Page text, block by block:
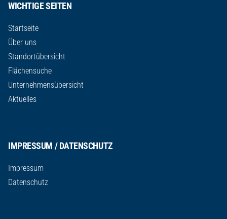
WICHTIGE SEITEN
Startseite
Über uns
Standortübersicht
Flächensuche
Unternehmensübersicht
Aktuelles
IMPRESSUM / DATENSCHUTZ
Impressum
Datenschutz